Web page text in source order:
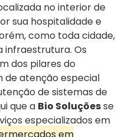
no interior de
sua hospitalidade e
como toda cidade,
infraestrutura. Os
dos pilares do
de atenção especial
de sistemas de
que a Bio Soluçõesse
especializados em